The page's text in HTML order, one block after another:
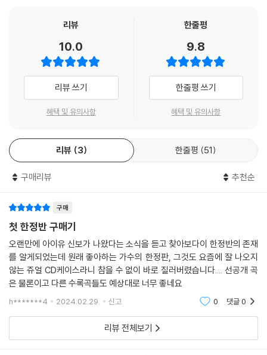
눈에 보이지 않는 사랑을 무기로 승리를 바라는 것이 가끔은 터무니없는
일로 느껴질 때도 있다.
하지만 직접 겪어본 바로 미움은 기세가 좋은 순간에서조차 늘 혼자다.
반면에 도망치고 부서지고 저물어가면서도 사랑은 지독히 함께다.
사랑에게는 충분히 승산이 있다.
사랑하기를 방해하는 세상에서 끝까지 사랑하려 애쓰는 이들의 이야기를
여담으로 다섯 곡이 담긴 이 앨범에는 내가 사랑하는 사람들에게, 특히 나
의 팬들에게 바치는 두 곡이 있는데 그중 하나가 이 곡 Love wins all이다.
느닷없이 큰 사랑을 받으며 하루아침에 인생이 달라졌던 열여덟 살부터 지
저무는 일에 대해 하루도 상상하지 않은 날이 없다. 막연히 외롭고, 무섭고,
그런데 그렇게 매일매일 십몇 년을 생각했더니 그것에 대한 태도도 조금씩
달라지더라.
지금은 별로 무섭지 않다. 그 순간 아쉬움이 더 크거나 외로울 것 같지 않
다.
무엇보다 그리 가까울 것 같지 않다.
비관적이고 걱정 많은 아이였던 내가 그사이 이렇게나 달라질 수 있었던
이유는 그렇게 근근이 이어져 온 십몇 년 동안 지치지도 않고 매일 나를 안
심시켜 준 누군가들이 있었기 때문일 것이다.
리뷰
10.0
리뷰 쓰기
혜택 및 유의사항
한줄평
9.8
한줄평 쓰기
혜택 및 유의사항
리뷰 3 한줄평 51
구매리뷰 추천순
구매
첫 한정반 구매기
오랜만에 아이유 신보가 나왔다는 소식을 듣고 찾아보다이 한정반의 존재
를 알게되었는데 원래 좋아하는 가수의 한정판, 그것도 요즘에 잘 나오지
않는 쥬얼 CD케이스라니 참을 수 없이 바로 질러버렸습니다.... 선공개 곡
은 물론이고 다른 수록곡들도 예상대로 너무 좋네요
h*******4 2024.02.29. 신고 0 댓글0
리뷰 전체보기